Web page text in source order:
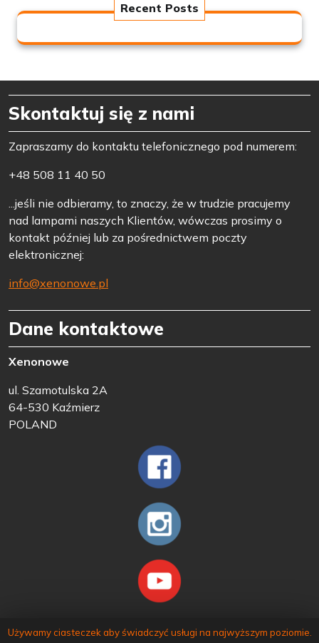
Recent Posts
Skontaktuj się z nami
Zapraszamy do kontaktu telefonicznego pod numerem:
+48 508 11 40 50
...jeśli nie odbieramy, to znaczy, że w trudzie pracujemy
nad lampami naszych Klientów, wówczas prosimy o
kontakt później lub za pośrednictwem poczty
elektronicznej:
info@xenonowe.pl
Dane kontaktowe
Xenonowe
ul. Szamotulska 2A
64-530 Kaźmierz
POLAND
Używamy ciasteczek aby świadczyć usługi na najwyższym poziomie.